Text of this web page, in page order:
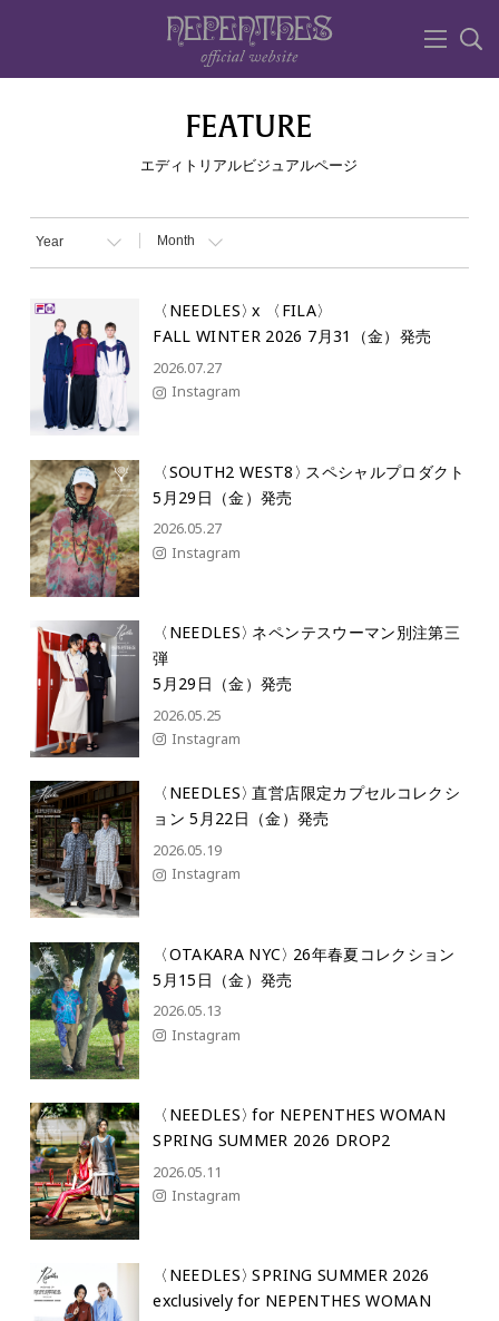
FEATURE
エディトリアルビジュアルページ
〈NEEDLES〉x 〈FILA〉
FALL WINTER 2026 7月31（金）発売
2026.07.27
Instagram
〈SOUTH2 WEST8 〉 スペシャルプロダクト
5月29日（金）発売
2026.05.27
Instagram
〈NEEDLES〉 ネペンテスウーマン別注第三
弾
5月29日（金）発売
2026.05.25
Instagram
〈NEEDLES〉直営店限定カプセルコレクシ
ョン5月22日（金）発売
2026.05.19
Instagram
〈OTAKARA NYC〉 26年春夏コレクション
5月15日（金）発売
2026.05.13
Instagram
〈NEEDLES〉for NEPENTHES WOMAN
SPRING SUMMER 2026 DROP2
2026.05.11
Instagram
〈NEEDLES〉SPRING SUMMER 2026
exclusively for NEPENTHES WOMAN